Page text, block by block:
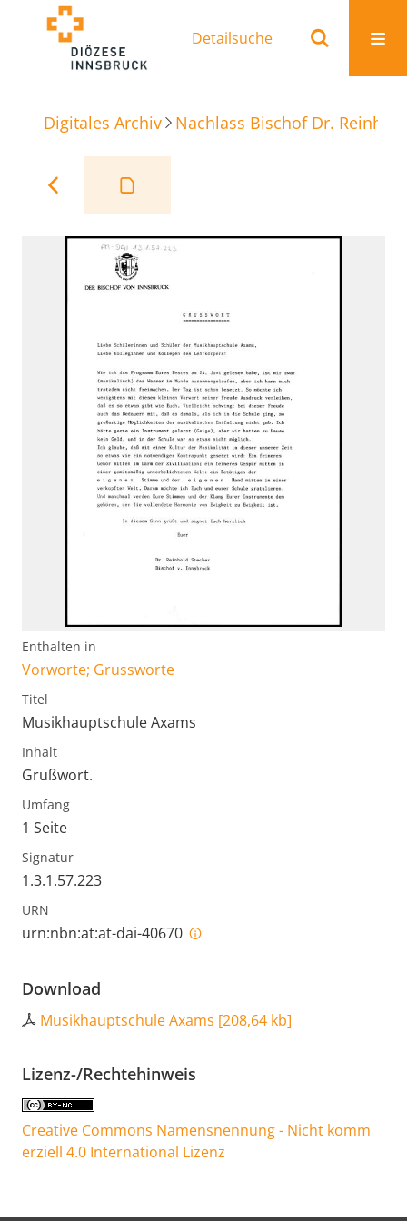
Detailsuche
Digitales Archiv Nachlass Bischof Dr.
Enthalten in
Vorworte; Grussworte
Titel
Musikhauptschule Axams
Inhalt
Grußwort.
Umfang
1 Seite
Signatur
1.3.1.57.223
URN
urn:nbn:at:at-dai-40670
Download
Musikhauptschule Axams [208,64 kb]
Lizenz-/Rechtehinweis
Creative Commons Namensnennung - Nicht komm
erziell 4.0 International Lizenz